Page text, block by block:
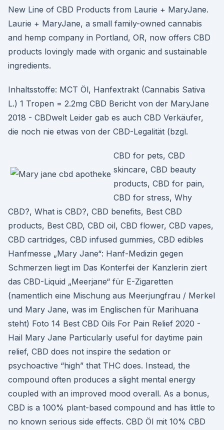
New Line of CBD Products from Laurie + MaryJane.
Laurie + MaryJane, a small family-owned cannabis
and hemp company in Portland, OR, now offers CBD
products lovingly made with organic and sustainable
ingredients.
Inhaltsstoffe: MCT Öl, Hanfextrakt (Cannabis Sativa
L.) 1 Tropen = 2.2mg CBD Bericht von der MaryJane
2018 - CBDwelt Leider gab es auch CBD Verkäufer,
die noch nie etwas von der CBD-Legalität (bzgl.
CBD for pets, CBD
skincare, CBD beauty
products, CBD for pain,
CBD for stress, Why
CBD?, What is CBD?, CBD benefits, Best CBD
products, Best CBD, CBD oil, CBD flower, CBD vapes,
CBD cartridges, CBD infused gummies, CBD edibles
Hanfmesse „Mary Jane“: Hanf-Medizin gegen
Schmerzen liegt im Das Konterfei der Kanzlerin ziert
das CBD-Liquid „Meerjane“ für E-Zigaretten
(namentlich eine Mischung aus Meerjungfrau / Merkel
und Mary Jane, was im Englischen für Marihuana
steht) Foto 14 Best CBD Oils For Pain Relief 2020 -
Hail Mary Jane Particularly useful for daytime pain
relief, CBD does not inspire the sedation or
psychoactive “high” that THC does. Instead, the
compound often produces a slight mental energy
coupled with an improved mood overall. As a bonus,
CBD is a 100% plant-based compound and has little to
no known serious side effects. CBD Öl mit 10% CBD